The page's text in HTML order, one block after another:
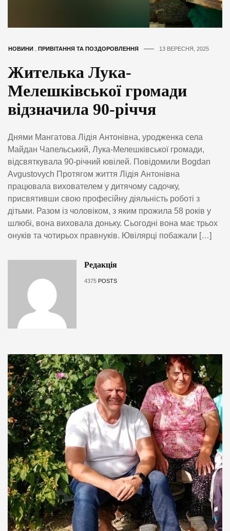
НОВИНИ ПРИВІТАННЯ ТА ПОЗДОРОВЛЕННЯ 13 ВЕРЕСНЯ, 2025
Жителька Лука-
Мелешківської громади
відзначила 90-річчя
Днями Мангатова Лідія Антонівна, уродженка села
Майдан Чапельський, Лука-Мелешківської громади,
відсвяткувала 90-річний ювілей. Повідомили Bogdan
Avgustovych Протягом життя Лідія Антонівна
працювала вихователем у дитячому садочку,
присвятивши свою професійну діяльність роботі з
дітьми. Разом із чоловіком, з яким прожила 58 років у
шлюбі, вона виховала доньку. Сьогодні вона має трьох
онуків та чотирьох правнуків. Ювілярці побажали […]
Редакція
4375 POSTS